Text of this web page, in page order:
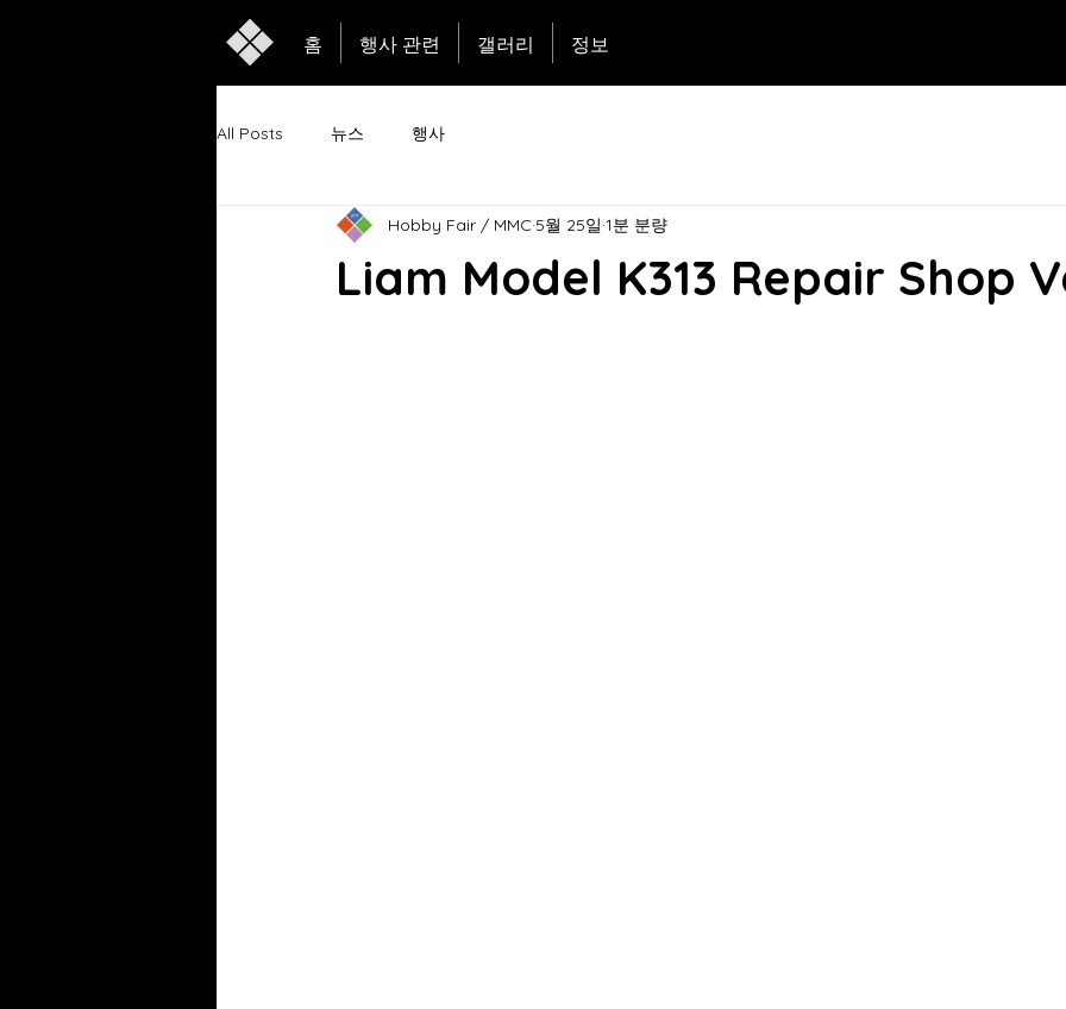
홈 행사 관련 갤러리 정보
All Posts 뉴스 행사
Liam Model K313 Repair Shop
Hobby Fair / MMC 5월 25일 1분 분량